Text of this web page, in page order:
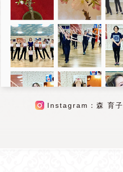
Instagram：森 育子